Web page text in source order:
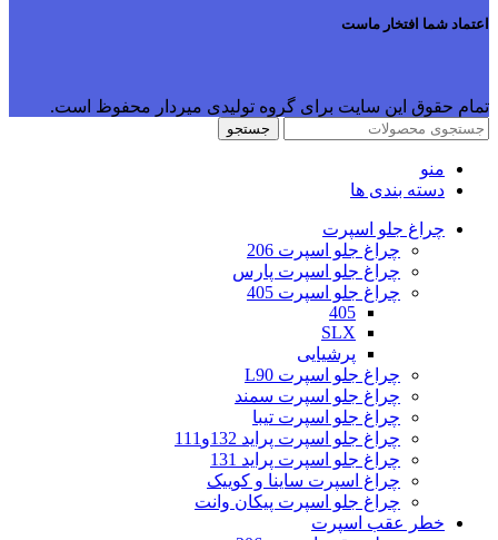
اعتماد شما افتخار ماست
تمام حقوق این سایت برای گروه تولیدی میردار محفوظ است.
جستجو
منو
دسته بندی ها
چراغ جلو اسپرت
چراغ جلو اسپرت 206
چراغ جلو اسپرت پارس
چراغ جلو اسپرت 405
405
SLX
پرشیایی
چراغ جلو اسپرت L90
چراغ جلو اسپرت سمند
چراغ جلو اسپرت تیبا
چراغ جلو اسپرت پراید 132و111
چراغ جلو اسپرت پراید 131
چراغ اسپرت ساینا و کوییک
چراغ جلو اسپرت پیکان وانت
خطر عقب اسپرت